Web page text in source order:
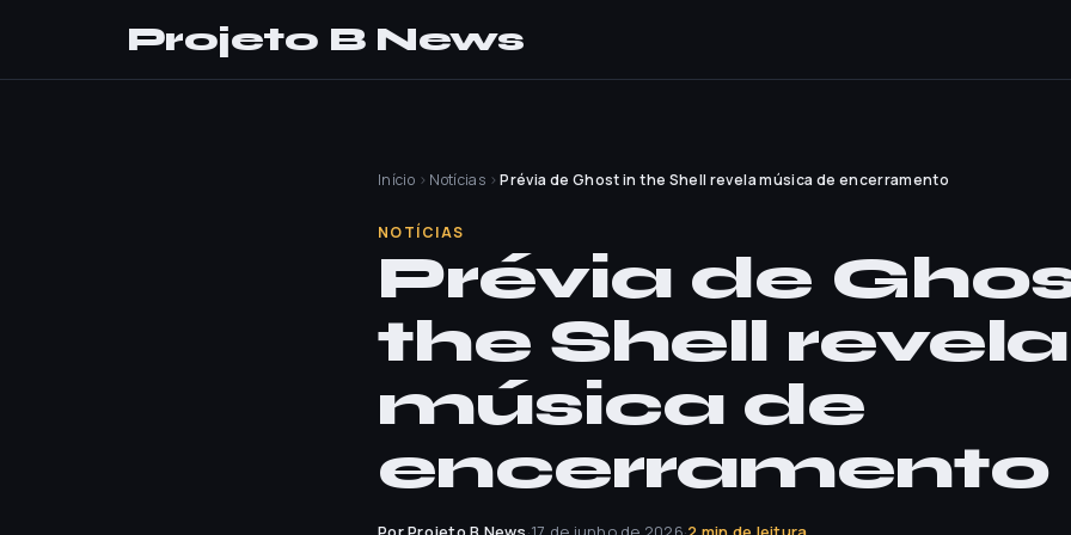
Projeto B News
Início › Notícias › Prévia de Ghost in the Shell revela música de encerramento
NOTÍCIAS
Prévia de
the Shell revela
música de
encerramento